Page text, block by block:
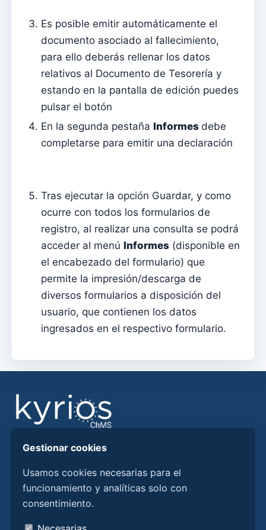
Transferencias
Sesiones
Informes
Agregar nuevo grupo
Lista de grupos/búsqueda
Acceso a Kyrios para catequistas – cómo iniciar sesión
Lectores
Acólitos
Ministros Extraordinarios de la Comunión (MEC)
Instituciones
Elementos del clero
Intenciones masivas
Fallecidos
Familias
¿Cómo obtener ayuda?
Acceso remoto
Sacramentos
Catecumenados
Confirmaciones
bautismos
Es posible emitir automáticamente el
documento asociado al fallecimiento,
para ello deberás rellenar los datos
relativos al Documento de Tesorería y
estando en la pantalla de edición puedes
pulsar el botón
En la segunda pestaña Informes debe
completarse para emitir una declaración
Tras ejecutar la opción Guardar, y como
ocurre con todos los formularios de
registro, al realizar una consulta se podrá
acceder al menú Informes (disponible en
el encabezado del formulario) que
permite la impresión/descarga de
diversos formularios a disposición del
usuario, que contienen los datos
ingresados ​​en el respectivo formulario.
Encuentre respuestas, guías y procedimientos para
aprovechar mejor Kyrios ChMS.
Conozca Kyrios aquí
Quiénes somos
Gestionar cookies
Usamos cookies necesarias para el
funcionamiento y analíticas solo con
consentimiento.